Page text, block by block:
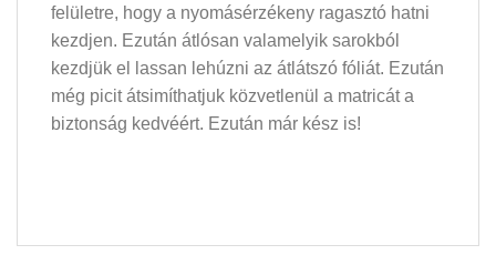
felületre, hogy a nyomásérzékeny ragasztó hatni
kezdjen. Ezután átlósan valamelyik sarokból
kezdjük el lassan lehúzni az átlátszó fóliát. Ezután
még picit átsimíthatjuk közvetlenül a matricát a
biztonság kedvéért. Ezután már kész is!